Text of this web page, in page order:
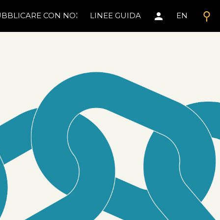
search
CON NOI LINEE GUIDA person EN